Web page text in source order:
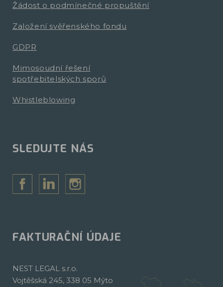
Žádost o podmínečné propuštění
Založení svěřenského fondu
GDPR
Mimosoudní řešení
spotřebitelských sporů
Whistleblowing
SLEDUJTE NÁS
FAKTURAČNÍ ÚDAJE
NEST LEGAL s.r.o.
Vojtěšská 245, 338 05 Mýto